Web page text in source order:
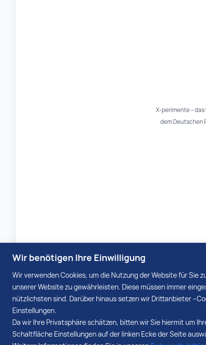
Wir benötigen Ihre Einwilligung
Wir verwenden Cookies, um die Nutzung der Website für
unserer Website zu gewährleisten. Diese müssen immer
nützlichsten sind. Darüber hinaus setzen wir Drittanbieter
Einstellungen.
Da wir Ihre Privatsphäre schätzen, bitten wir Sie hiermit um
Schaltfläche Einstellungen auf der linken Ecke der Seite
X-perimente –
dem Deutschen